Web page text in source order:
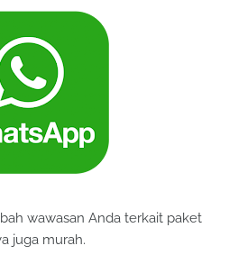
wawasan Anda terkait paket
juga murah.